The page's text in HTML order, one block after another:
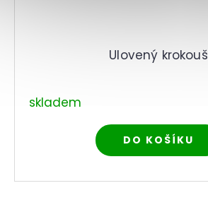
Ulovený krokouš
skladem
DO KOŠÍKU